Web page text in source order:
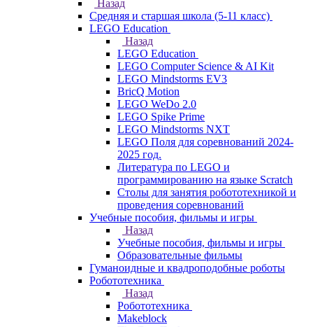
Назад
Средняя и старшая школа (5-11 класс)
LEGO Education
Назад
LEGO Education
LEGO Computer Science & AI Kit
LEGO Mindstorms EV3
BricQ Motion
LEGO WeDo 2.0
LEGO Spike Prime
LEGO Mindstorms NXT
LEGO Поля для соревнований 2024-
2025 год.
Литература по LEGO и
программированию на языке Scratch
Столы для занятия робототехникой и
проведения соревнований
Учебные пособия, фильмы и игры
Назад
Учебные пособия, фильмы и игры
Образовательные фильмы
Гуманоидные и квадроподобные роботы
Робототехника
Назад
Робототехника
Makeblock